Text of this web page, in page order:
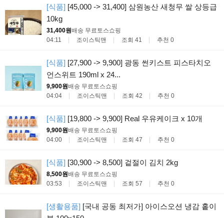
[식품] [45,000 -> 31,400] 삼원농산 새청무 쌀 상등급
10kg
31,400원배송 무료토스쇼핑
04:11
조이스틱맨 조회 41 추천 0
[식품] [27,900 -> 9,900] 광동 썬키스트 피스타치오
언스위트 190ml x 24...
9,900원배송 무료토스쇼핑
04:04
조이스틱맨 조회 42 추천 0
[식품] [19,800 -> 9,900] Real 우유케이크 x 10개
9,900원배송 무료토스쇼핑
04:00
조이스틱맨 조회 47 추천 0
[식품] [30,900 -> 8,500] 겉절이 김치 2kg
8,500원배송 무료토스쇼핑
03:53
조이스틱맨 조회 57 추천 0
[생활용품] [국내 공동 최저가] 아이스오션 냉감 홑이